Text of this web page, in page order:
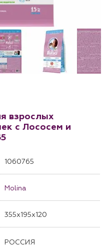
взрослых
с Лососем и
1060765
Molina
355x195x120
РОССИЯ